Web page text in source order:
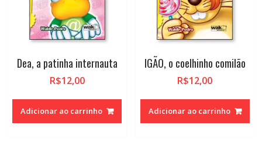
Dea, a patinha internauta
R$12,00
Adicionar ao carrinho
IGÃO, o coelhinho comilão
R$12,00
Adicionar ao carrinho